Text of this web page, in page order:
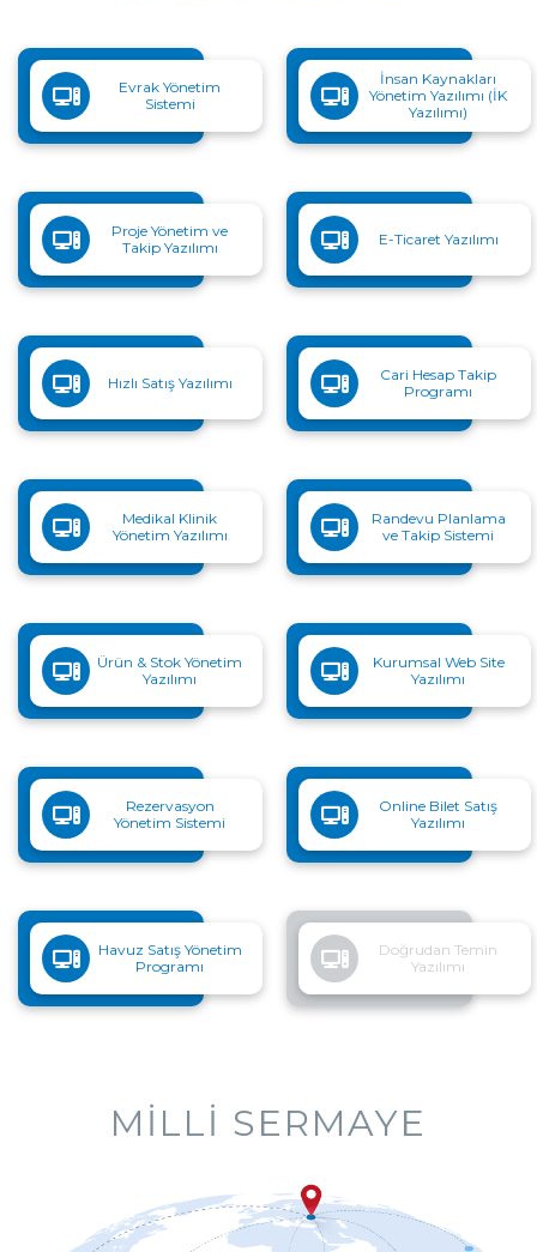
Evrak Yönetim
Sistemi
İnsan Kaynakları
Yönetim Yazılımı (İK
Yazılımı)
Proje Yönetim ve
Takip Yazılımı
E-Ticaret Yazılımı
Hızlı Satış Yazılımı
Cari Hesap Takip
Programı
Medikal Klinik
Yönetim Yazılımı
Randevu Planlama
ve Takip Sistemi
Ürün & Stok Yönetim
Yazılımı
Kurumsal Web Site
Yazılımı
Rezervasyon
Yönetim Sistemi
Online Bilet Satış
Yazılımı
Havuz Satış Yönetim
Programı
Doğrudan Temin
Yazılımı
MILLI SERMAYE